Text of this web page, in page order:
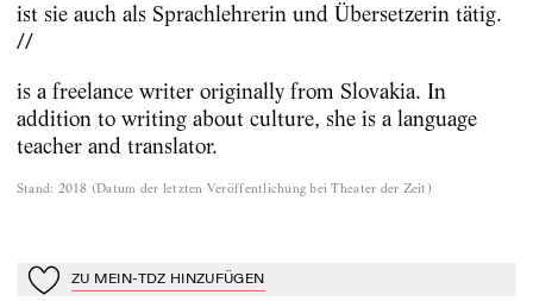
ist sie auch als Sprachlehrerin und Übersetzerin tätig.
//
is a freelance writer originally from Slovakia. In
addition to writing about culture, she is a language
teacher and translator.
Stand: 2018 (Datum der letzten Veröffentlichung bei Theater der Zeit )
Zu Mein-TdZ hinzufügen
ZU MEIN-TDZ HINZUFÜGEN